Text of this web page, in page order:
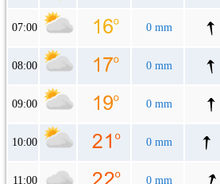
07:00 0 mm
08:00 0 mm
09:00 0 mm
10:00 0 mm
11:00 0 mm